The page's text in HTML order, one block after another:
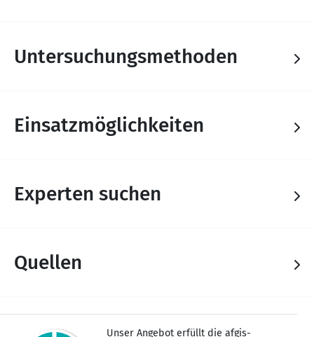
Untersuchungsmethoden
Einsatzmöglichkeiten
Experten suchen
Quellen
Unser Angebot erfüllt die afgis-